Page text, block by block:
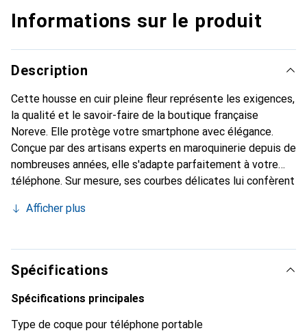
Informations sur le produit
Description
Cette housse en cuir pleine fleur représente les exigences,
la qualité et le savoir-faire de la boutique française
Noreve. Elle protège votre smartphone avec élégance.
Conçue par des artisans experts en maroquinerie depuis de
nombreuses années, elle s'adapte parfaitement à votre
téléphone. Sur mesure, ses courbes délicates lui confèrent
et indispensable de votre smartphone. Reconnaissable à
marque Noreve est un choix sûr pour une clientèle
exigeante.
Afficher plus
Spécifications
Spécifications principales
Type de coque pour téléphone portable